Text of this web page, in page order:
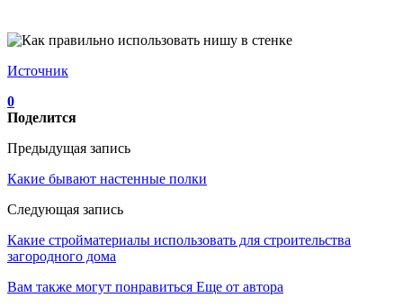
Источник
0
Поделится
Предыдущая запись
Какие бывают настенные полки
Следующая запись
Какие стройматериалы использовать для строительства
загородного дома
Вам также могут понравиться Еще от автора